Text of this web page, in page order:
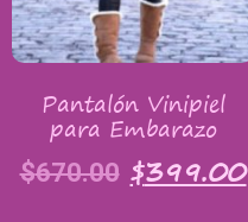
Pantalón Vinipiel
para Embarazo
$670.00 $399.00